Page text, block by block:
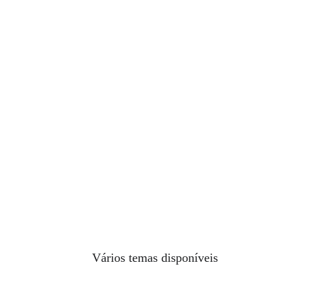
Vários temas disponíveis